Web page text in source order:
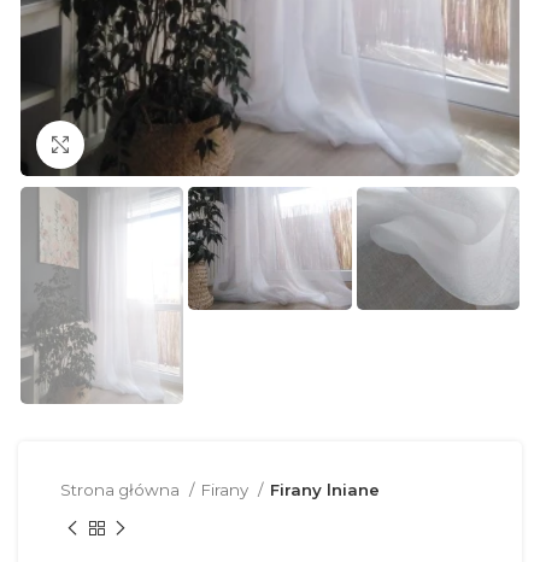
Click to enlarge
Strona główna Firany Firany lniane